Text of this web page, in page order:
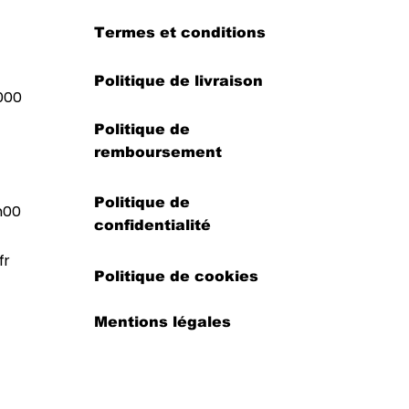
Termes et conditions
Politique de livraison
Politique de
remboursement
Politique de
confidentialité
Politique de cookies
Mentions légales